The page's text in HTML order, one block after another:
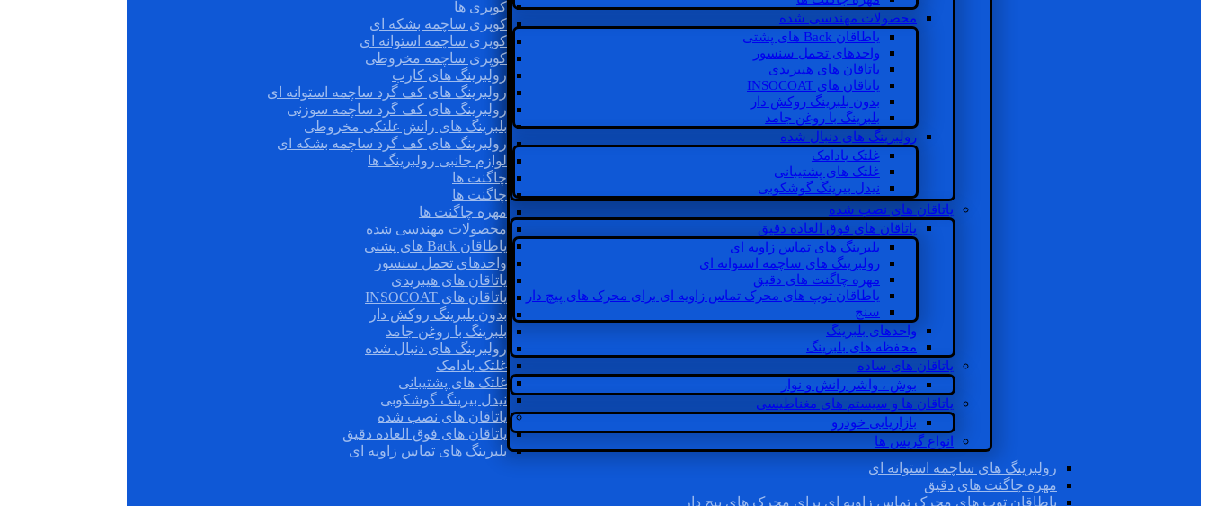
محصولات مهندسی شده
یاطاقان Back های پشتی
واحدهای تحمل سنسور
یاتاقان های هیبریدی
یاتاقان های INSOCOAT
بدون بلبرینگ روکش دار
بلبرینگ با روغن جامد
رولبرینگ های دنبال شده
غلتک بادامک
غلتک های پشتیبانی
نیدل بیرینگ گوشکوبی
یاتاقان های نصب شده
یاتاقان های فوق العاده دقیق
بلبرینگ های تماس زاویه ای
رولبرینگ های ساچمه استوانه ای
مهره چاگنت های دقیق
یاطاقان توپ های محرک تماس زاویه ای برای محرک های پیچ دار
سنج
واحدهای بلبرینگ
محفظه های بلبرینگ
یاتاقان های ساده
بوش ، واشر رانش و نوار
یاتاقان ها و سیستم های مغناطیسی
بازاریابی خودرو
انواع گریس ها
کوپری ها
کوپری ساچمه بشکه ای
کوپری ساچمه استوانه ای
کوپری ساچمه مخروطی
رولبرینگ های کارب
رولبرینگ های کف گرد ساچمه استوانه ای
رولبرینگ های کف گرد ساچمه سوزنی
بلبرینگ های رانش غلتکی مخروطی
رولبرینگ های کف گرد ساچمه بشکه ای
لوازم جانبی رولبرینگ ها
چاگنت ها
چاگنت ها
مهره چاگنت ها
محصولات مهندسی شده
یاطاقان Back های پشتی
واحدهای تحمل سنسور
یاتاقان های هیبریدی
یاتاقان های INSOCOAT
بدون بلبرینگ روکش دار
بلبرینگ با روغن جامد
رولبرینگ های دنبال شده
غلتک بادامک
غلتک های پشتیبانی
نیدل بیرینگ گوشکوبی
یاتاقان های نصب شده
یاتاقان های فوق العاده دقیق
بلبرینگ های تماس زاویه ای
رولبرینگ های ساچمه استوانه ای
مهره چاگنت های دقیق
یاطاقان توپ های محرک تماس زاویه ای برای محرک های پیچ دار